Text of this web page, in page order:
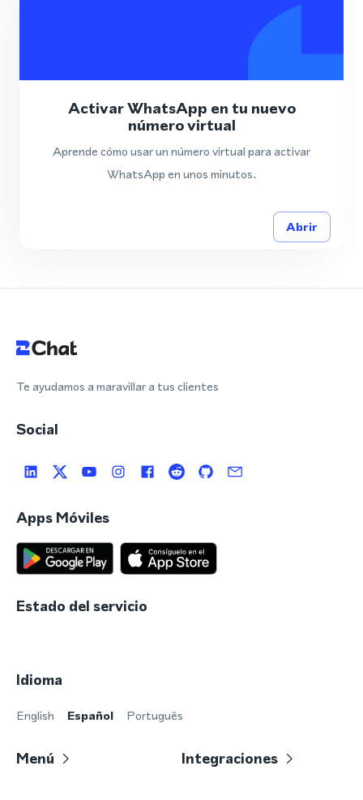
Activar WhatsApp en tu nuevo
número virtual
Aprende cómo usar un número virtual para activar
WhatsApp en unos minutos.
Abrir
Te ayudamos a maravillar a tus clientes
Social
Apps Móviles
Estado del servicio
Idioma
English Español Português
Menú Integraciones